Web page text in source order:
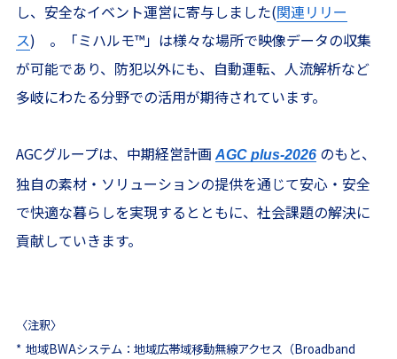
し、安全なイベント運営に寄与しました(関連リリー
ス) 。「ミハルモ™」は様々な場所で映像データの収集
が可能であり、防犯以外にも、自動運転、人流解析など
多岐にわたる分野での活用が期待されています。
AGCグループは、中期経営計画AGC plus-2026のもと、
独自の素材・ソリューションの提供を通じて安心・安全
で快適な暮らしを実現するとともに、社会課題の解決に
貢献していきます。
〈注釈〉
* 地域BWAシステム：地域広帯域移動無線アクセス（Broadband